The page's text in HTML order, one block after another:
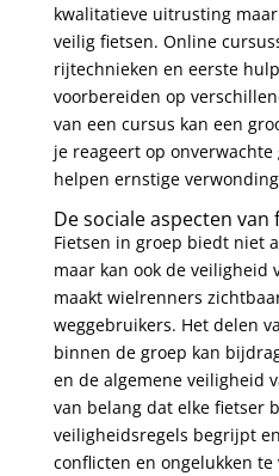
kwalitatieve uitrusting
veilig fietsen. Online
rijtechnieken en eerste
voorbereiden op
van een cursus kan een
je reageert op
helpen ernstige
De sociale aspecten van
Fietsen in groep biedt niet
maar kan ook de veiligheid
maakt wielrenners
weggebruikers. Het delen
binnen de groep kan
en de algemene veiligheid
van belang dat elke fietser
veiligheidsregels begrijpt
conflicten en ongelukken te